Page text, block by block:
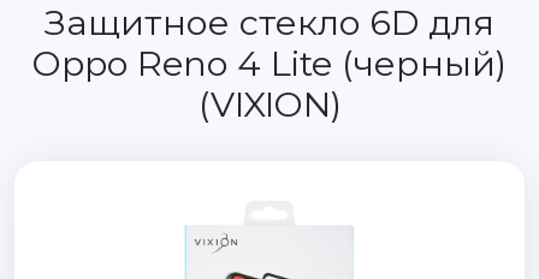
Защитное стекло 6D для
Oppo Reno 4 Lite (черный)
(VIXION)